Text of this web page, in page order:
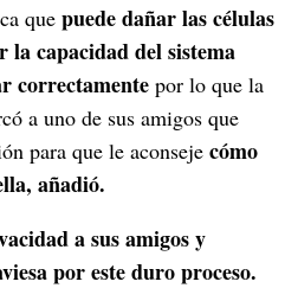
que puede dañar las células
capacidad del sistema
correctamente por lo que la
a uno de sus amigos que
para que le aconseje cómo
añadió.
a sus amigos y
por este duro proceso.